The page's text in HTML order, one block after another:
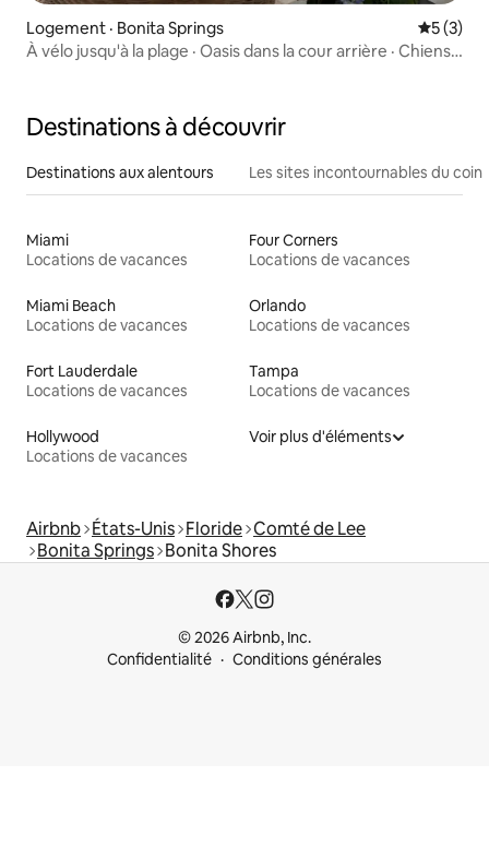
Logement · Bonita Springs Note
5 (3)
À vélo jusqu'à la plage · Oasis dans la cour arrière · Chiens
Destinations à découvrir
Destinations aux alentours Les sites incontournables du coin
Miami
Locations de vacances
Four Corners
Locations de vacances
Miami Beach
Locations de vacances
Orlando
Locations de vacances
Fort Lauderdale
Locations de vacances
Tampa
Locations de vacances
Hollywood
Locations de vacances
Voir plus d'éléments
Airbnb États-Unis Floride Comté de Lee
Bonita Springs Bonita Shores
© 2026 Airbnb, Inc.
Confidentialité
Conditions générales